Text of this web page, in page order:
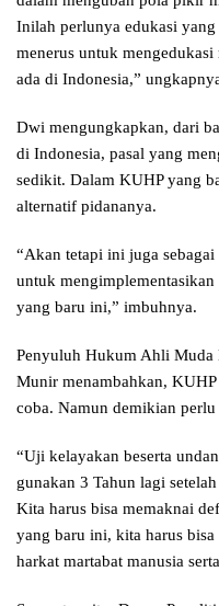
Inilah perlunya edukasi yang
menerus untuk mengedukasi
ada di Indonesia,”
Dwi mengungkapkan, dari
di Indonesia, pasal yang
sedikit. Dalam KUHP yang
alternatif pidananya.
“Akan tetapi ini juga
untuk
yang baru ini,” imbuhnya.
Penyuluh Hukum Ahli
Munir menambahkan,
coba. Namun demikian
“Uji kelayakan beserta
gunakan 3 Tahun lagi
Kita harus bisa memaknai
yang baru ini, kita harus
harkat martabat manusia